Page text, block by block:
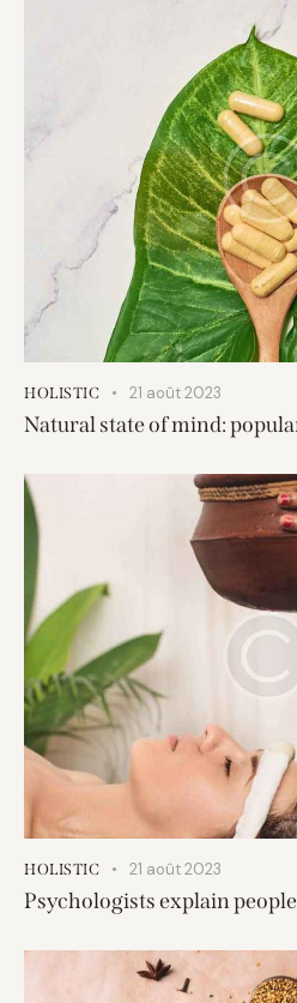
HOLISTIC 21 août 2023
Natural state of mind:
HOLISTIC 21 août 2023
Psychologists explain